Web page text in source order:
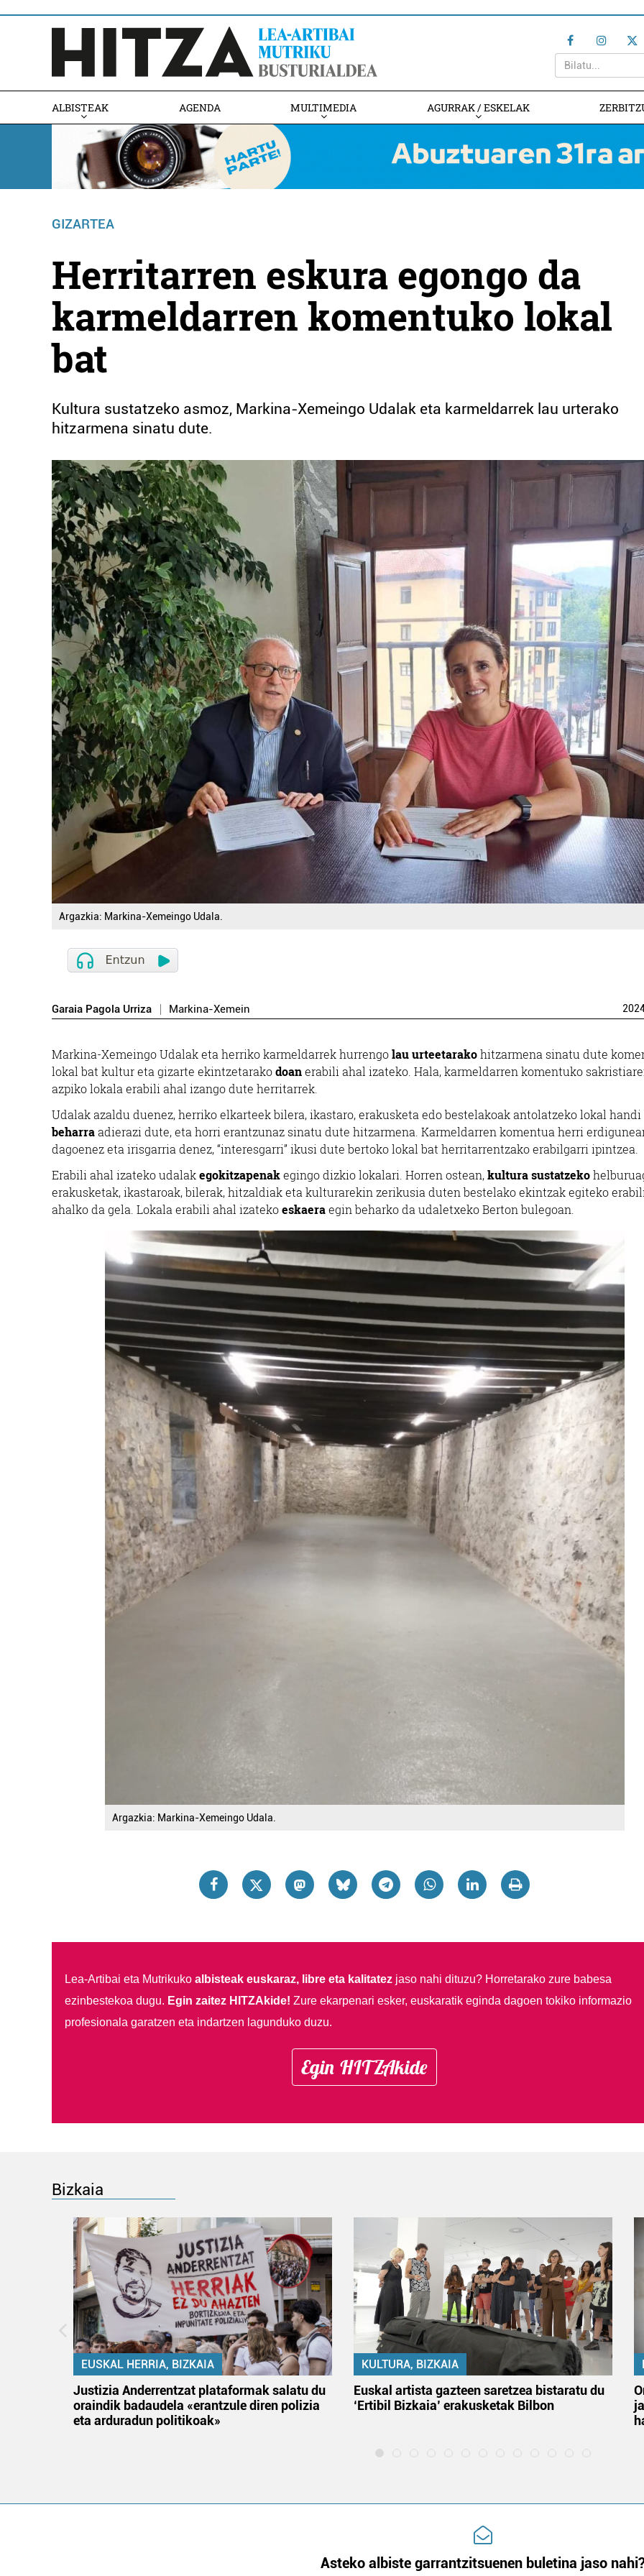
ALBISTEAK AGENDA MULTIMEDIA AGURRAK / ESKELAK
GIZARTEA
Herritarren eskura egongo da
karmeldarren komentuko lokal
bat
Kultura sustatzeko asmoz, Markina-Xemeingo Udalak eta karmeldarrek lau urterako
hitzarmena sinatu dute.
Argazkia: Markina-Xemeingo Udala.
Garaia Pagola Urriza Markina-Xemein
Markina-Xemeingo Udalak eta herriko karmeldarrek hurrengolau urteetarakohitzarmena sinatu dute
lokal bat kultur eta gizarte ekintzetarakodoanerabili ahal izateko. Hala, karmeldarren komentuko
azpiko lokala erabili ahal izango dute herritarrek.
Udalak azaldu duenez, herriko elkarteek bilera, ikastaro, erakusketa edo bestelakoak antolatzeko lokal handi
beharraadierazi dute, eta horri erantzunaz sinatu dute hitzarmena. Karmeldarren komentua herri
dagoenez eta irisgarria denez, “interesgarri” ikusi dute bertoko lokal bat herritarrentzako erabilgarri ipintzea.
Erabili ahal izateko udalakegokitzapenakegingo dizkio lokalari. Horren ostean,kultura sustatzeko
erakusketak, ikastaroak, bilerak, hitzaldiak eta kulturarekin zerikusia duten bestelako ekintzak egiteko erabili
ahalko da gela. Lokala erabili ahal izatekoeskaeraegin beharko da udaletxeko Berton bulegoan.
Argazkia: Markina-Xemeingo Udala.
Lea-Artibai eta Mutrikuko albisteak euskaraz, libre eta kalitatezjaso nahi dituzu? Horretarako zure babesa
ezinbestekoa dugu. Egin zaitez HITZAkide! Zure ekarpenari esker, euskaratik eginda dagoen tokiko informazio
profesionala garatzen eta indartzen lagunduko duzu.
Egin HITZAkide
Bizkaia
EUSKAL HERRIA, BIZKAIA
Justizia Anderrentzat plataformak salatu du
oraindik badaudela «erantzule diren polizia
eta arduradun politikoak»
KULTURA, BIZKAIA
Euskal artista gazteen saretzea bistaratu du
‘Ertibil Bizkaia’ erakusketak Bilbon
Asteko albiste garrantzitsuenen buletina jaso